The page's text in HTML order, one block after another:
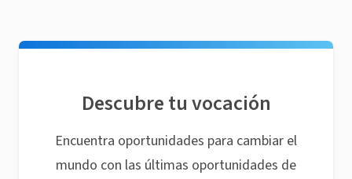
Descubre tu vocación
Encuentra oportunidades para cambiar el
mundo con las últimas oportunidades de